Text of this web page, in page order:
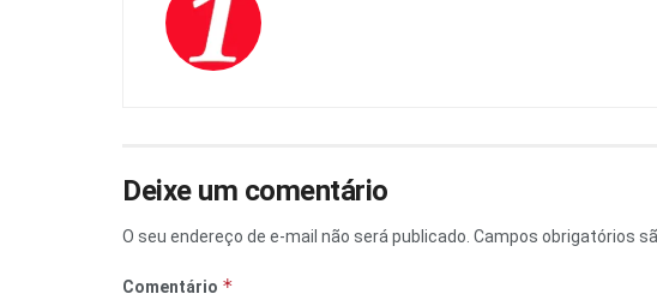
Deixe um comentário
O seu endereço de e-mail não será publicado. Campos obrigatórios
Comentário *